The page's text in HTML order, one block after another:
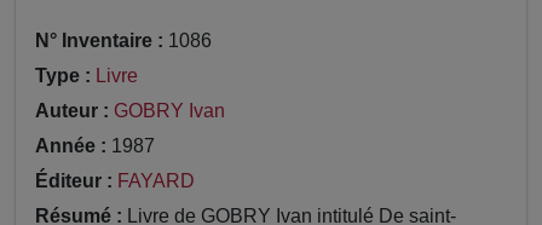
N° Inventaire : 1086
Type : Livre
Auteur : GOBRY Ivan
Année : 1987
Éditeur : FAYARD
Résumé : Livre de GOBRY Ivan intitulé De saint-